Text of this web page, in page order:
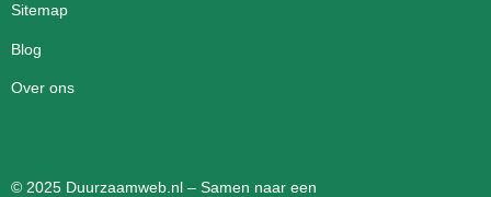
Sitemap
Blog
Over ons
© 2025 Duurzaamweb.nl – Samen naar een